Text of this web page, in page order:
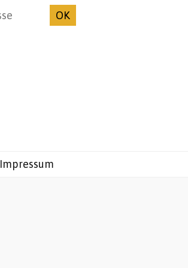
Impressum